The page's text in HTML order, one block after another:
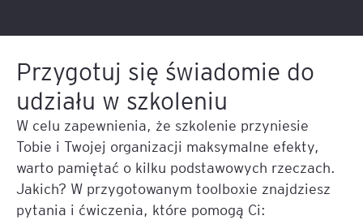
Przygotuj się świadomie do
udziału w szkoleniu
W celu zapewnienia, że szkolenie przyniesie
Tobie i Twojej organizacji maksymalne efekty,
warto pamiętać o kilku podstawowych rzeczach.
Jakich? W przygotowanym toolboxie znajdziesz
pytania i ćwiczenia, które pomogą Ci: